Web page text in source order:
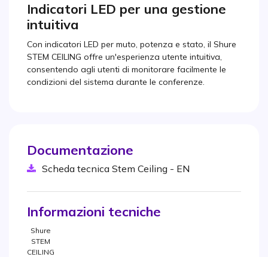
Indicatori LED per una gestione
intuitiva
Con indicatori LED per muto, potenza e stato, il Shure
STEM CEILING offre un'esperienza utente intuitiva,
consentendo agli utenti di monitorare facilmente le
condizioni del sistema durante le conferenze.
Documentazione
Scheda tecnica Stem Ceiling - EN
Informazioni tecniche
Shure
STEM
CEILING